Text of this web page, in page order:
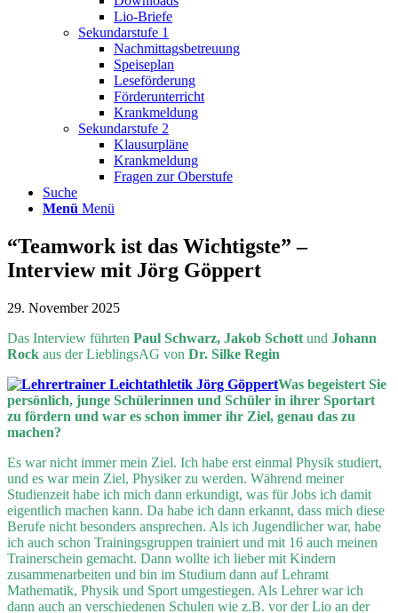
Lio-Briefe
Sekundarstufe 1
Nachmittagsbetreuung
Speiseplan
Leseförderung
Förderunterricht
Krankmeldung
Sekundarstufe 2
Klausurpläne
Krankmeldung
Fragen zur Oberstufe
Suche
Menü Menü
“Teamwork ist das Wichtigste” –
Interview mit Jörg Göppert
29. November 2025
Das Interview führten Paul Schwarz, Jakob Schott und Johann
Rock aus der LieblingsAG von Dr. Silke Regin
Was begeistert Sie
persönlich, junge Schülerinnen und Schüler in ihrer Sportart
zu fördern und war es schon immer ihr Ziel, genau das zu
machen?
Es war nicht immer mein Ziel. Ich habe erst einmal Physik studiert,
und es war mein Ziel, Physiker zu werden. Während meiner
Studienzeit habe ich mich dann erkundigt, was für Jobs ich damit
eigentlich machen kann. Da habe ich dann erkannt, dass mich diese
Berufe nicht besonders ansprechen. Als ich Jugendlicher war, habe
ich auch schon Trainingsgruppen trainiert und mit 16 auch meinen
Trainerschein gemacht. Dann wollte ich lieber mit Kindern
zusammenarbeiten und bin im Studium dann auf Lehramt
Mathematik, Physik und Sport umgestiegen. Als Lehrer war ich
dann auch an verschiedenen Schulen wie z.B. vor der Lio an der